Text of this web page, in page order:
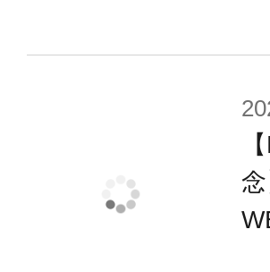
■スナイパーライフル本
■レール用マウントパー